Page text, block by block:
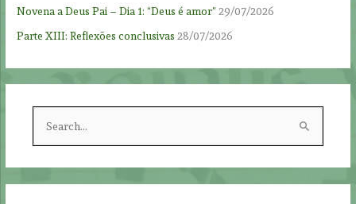
Novena a Deus Pai – Dia 1: “Deus é amor” 29/07/2026
Parte XIII: Reflexões conclusivas 28/07/2026